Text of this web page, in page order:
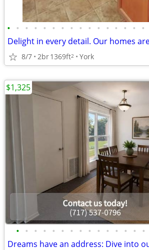
• • • • • • • • • • • • • • • •
8/7 2br1369ft2 York
• • • • • • • • • • • • • • •
$1,325